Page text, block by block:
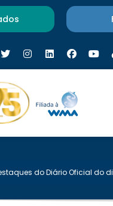
do Diário Oficial do